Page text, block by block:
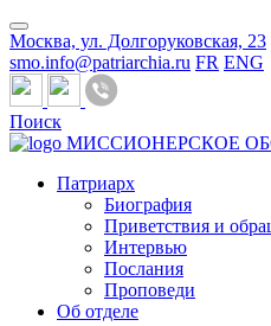
Москва, ул. Долгоруковская, 23
smo.info@patriarchia.ru FR ENG
Поиск
МИССИОНЕРСКОЕ
Патриарх
Биография
Приветствия и
Интервью
Послания
Проповеди
Об отделе